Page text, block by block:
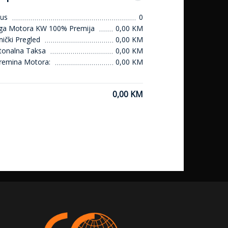
0
Motora KW 100% Premija
0,00 KM
Pregled
0,00 KM
Taksa
0,00 KM
Motora:
0,00 KM
0,00 KM